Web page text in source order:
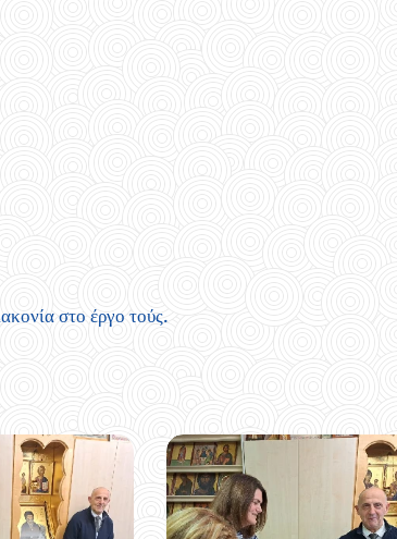
στο έργο τούς.